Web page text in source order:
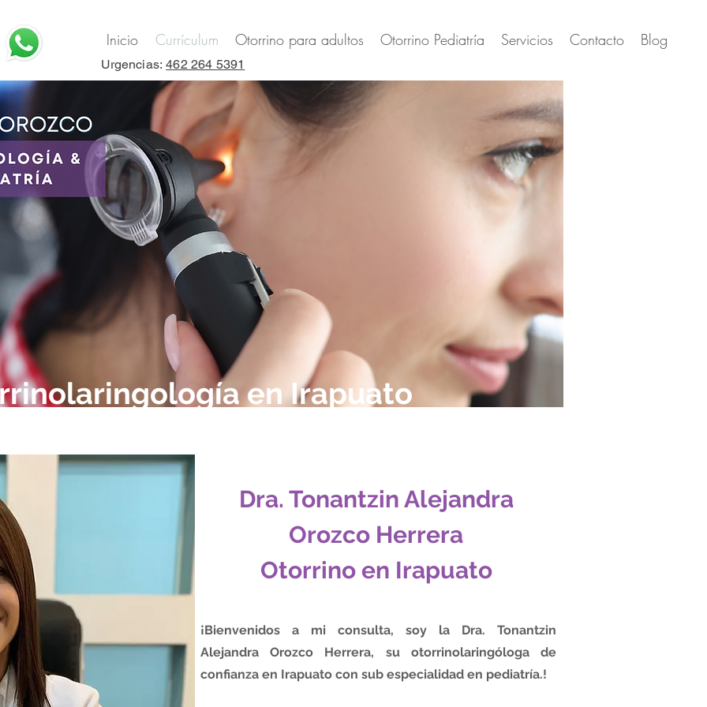
Urgencias:462 264 5391
Inicio Currículum Otorrino para adultos Otorrino Pediatría Servicios Contacto Blog
en Irapuato
Dra. Tonantzin Alejandra
Orozco Herrera
Otorrino en Irapuato
¡Bienvenidos a mi consulta, soy la Dra. Tonantzin
Alejandra Orozco Herrera, su otorrinolaringóloga de
confianza en Irapuato con sub especialidad en pediatría.!